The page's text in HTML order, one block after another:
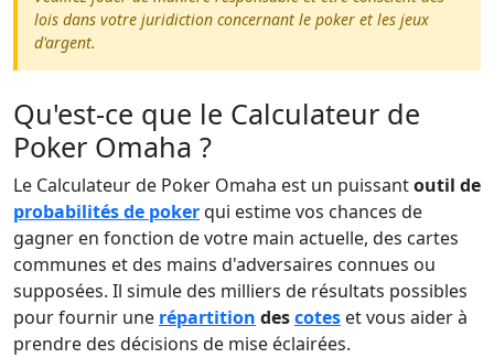
lois dans votre juridiction concernant le poker et les jeux
d'argent.
Qu'est-ce que le Calculateur de
Poker Omaha ?
Le Calculateur de Poker Omaha est un puissantoutil de
probabilités de pokerqui estime vos chances de
gagner en fonction de votre main actuelle, des cartes
communes et des mains d'adversaires connues ou
supposées. Il simule des milliers de résultats possibles
pour fournir une répartition descotes et vous aider à
prendre des décisions de mise éclairées.